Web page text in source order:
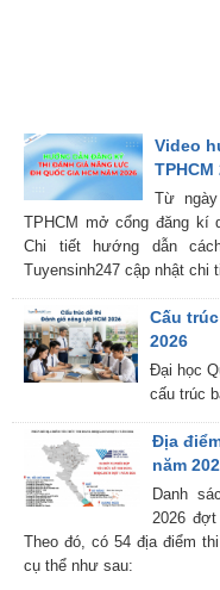
Video
TPHCM
Từ
TPHCM mở cổng đăng kí
Chi tiết hướng dẫn
Tuyensinh247 cập nhật chi
Cấu
2026
Đại học
cấu trúc
Địa
năm
Danh
2026
Theo đó, có 54 địa điểm
cụ thể như sau: